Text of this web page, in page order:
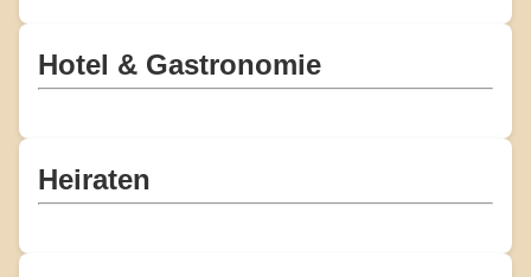
Hotel & Gastronomie
Heiraten